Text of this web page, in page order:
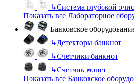
↳Система глубокой
Показать все Лабораторное
Банковское
↳Детекторы банкнот
↳Счетчики банкнот
↳Счетчик монет
Показать все Банковское